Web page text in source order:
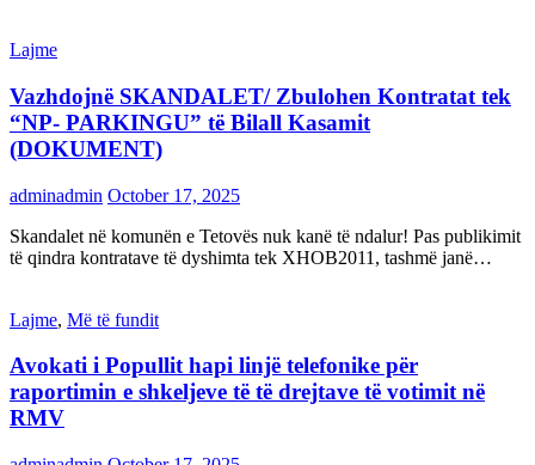
Lajme
Vazhdojnë SKANDALET/ Zbulohen Kontratat tek
“NP- PARKINGU” të Bilall Kasamit
(DOKUMENT)
adminadmin October 17, 2025
Skandalet në komunën e Tetovës nuk kanë të ndalur! Pas publikimit
të qindra kontratave të dyshimta tek XHOB2011, tashmë janë…
Lajme, Më të fundit
Avokati i Popullit hapi linjë telefonike për
raportimin e shkeljeve të të drejtave të votimit në
RMV